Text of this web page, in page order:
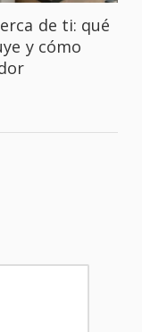
de ti: qué
y cómo